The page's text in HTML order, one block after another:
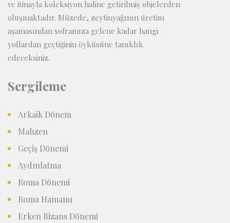
ve itinayla koleksiyon haline getirilmiş objelerden
oluşmaktadır. Müzede, zeytinyağının üretim
aşamasından soframıza gelene kadar hangi
yollardan geçtiğinin öyküsüne tanıklık
edeceksiniz.
Sergileme
Arkaik Dönem
Mahzen
Geçiş Dönemi
Aydınlatma
Roma Dönemi
Roma Hamamı
Erken Bizans Dönemi